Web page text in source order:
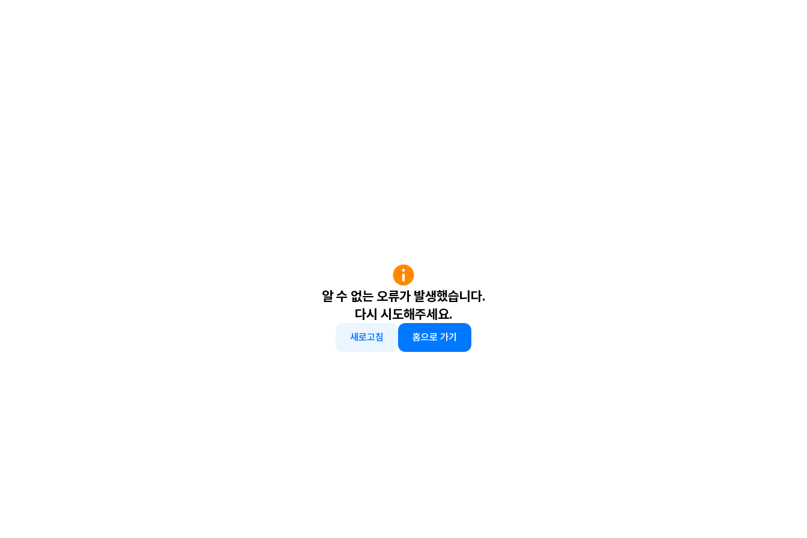
알 수 없는 오류가 발생했습니다.
다시 시도해주세요.
새로고침 홈으로 가기